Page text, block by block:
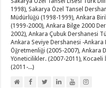
1998), Sakarya Özel Tansel
Müdürlüğü (1998-1999), Ankara
(1999-2000), Ankara Bilge 2000
2002), Ankara Çubuk Dershanesi
Ankara Seviye Dershanesi -
Öğretmenliği (2005-2007), Ankara
Yöneticilikler. (2007-2011), Kocaeli
(2011-...)